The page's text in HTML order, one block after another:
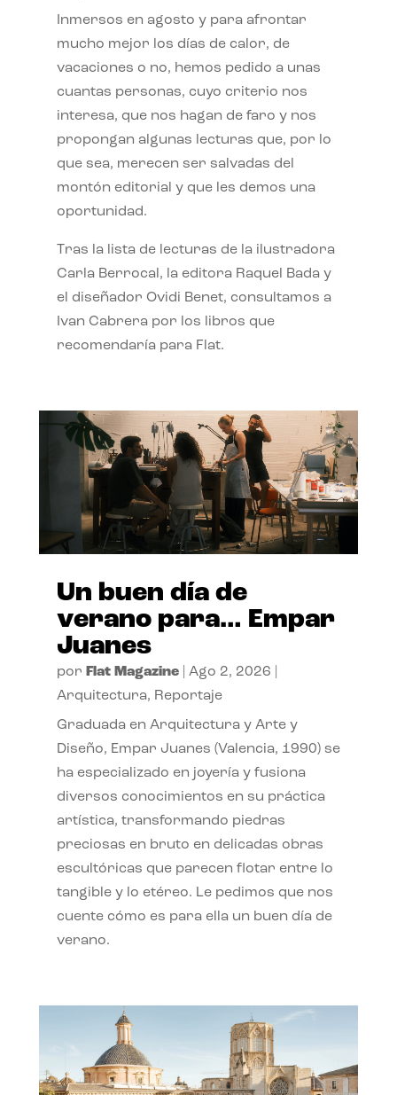
Inmersos en agosto y para afrontar
mucho mejor los días de calor, de
vacaciones o no, hemos pedido a unas
cuantas personas, cuyo criterio nos
interesa, que nos hagan de faro y nos
propongan algunas lecturas que, por lo
que sea, merecen ser salvadas del
montón editorial y que les demos una
oportunidad.
Tras la lista de lecturas de la ilustradora
Carla Berrocal, la editora Raquel Bada y
el diseñador Ovidi Benet, consultamos a
Ivan Cabrera por los libros que
recomendaría para Flat.
Un buen día de
verano para… Empar
Juanes
por Flat Magazine| Ago 2, 2026
Arquitectura, Reportaje
Graduada en Arquitectura y Arte y
Diseño, Empar Juanes (Valencia, 1990) se
ha especializado en joyería y fusiona
diversos conocimientos en su práctica
artística, transformando piedras
preciosas en bruto en delicadas obras
escultóricas que parecen flotar entre lo
tangible y lo etéreo. Le pedimos que nos
cuente cómo es para ella un buen día de
verano.